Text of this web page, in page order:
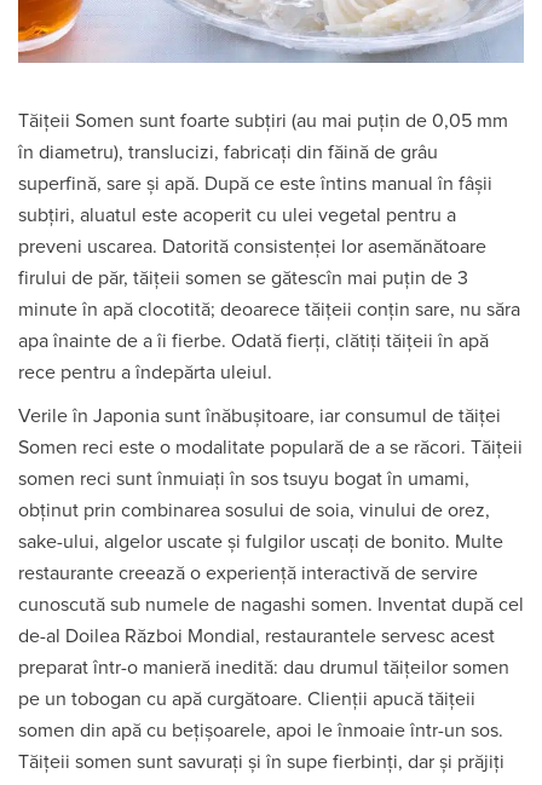
Tăițeii Somen sunt foarte subțiri (au mai puțin de 0,05 mm
în diametru), translucizi, fabricați din făină de grâu
superfină, sare și apă. După ce este întins manual în fâșii
subțiri, aluatul este acoperit cu ulei vegetal pentru a
preveni uscarea. Datorită consistenței lor asemănătoare
firului de păr, tăițeii somen se gătescîn mai puțin de 3
minute în apă clocotită; deoarece tăițeii conțin sare, nu săra
apa înainte de a îi fierbe. Odată fierți, clătiți tăițeii în apă
rece pentru a îndepărta uleiul.
Verile în Japonia sunt înăbușitoare, iar consumul de tăiței
Somen reci este o modalitate populară de a se răcori. Tăițeii
somen reci sunt înmuiați în sos tsuyu bogat în umami,
obținut prin combinarea sosului de soia, vinului de orez,
sake-ului, algelor uscate și fulgilor uscați de bonito. Multe
restaurante creează o experiență interactivă de servire
cunoscută sub numele de nagashi somen. Inventat după cel
de-al Doilea Război Mondial, restaurantele servesc acest
preparat într-o manieră inedită: dau drumul tăițeilor somen
pe un tobogan cu apă curgătoare. Clienții apucă tăițeii
somen din apă cu bețișoarele, apoi le înmoaie într-un sos.
Tăițeii somen sunt savurați și în supe fierbinți, dar și prăjiți